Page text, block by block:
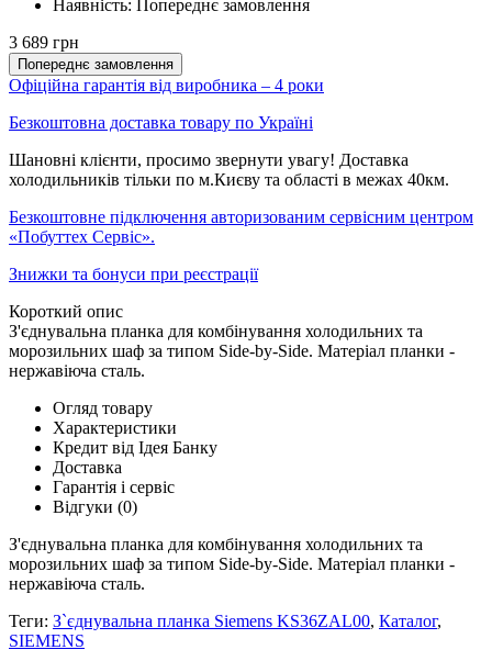
Наявність:
Попереднє замовлення
3 689 грн
Попереднє замовлення
Офіційна гарантія від виробника – 4 роки
Безкоштовна доставка товару по Україні
Шановні клієнти, просимо звернути увагу! Доставка
холодильників тільки по м.Києву та області в межах 40км.
Безкоштовне підключення авторизованим сервісним центром
«Побуттех Сервіс».
Знижки та бонуси при реєстрації
Короткий опис
З'єднувальна планка для комбінування холодильних та
морозильних шаф за типом Side-by-Side. Матеріал планки -
нержавіюча сталь.
Огляд товару
Характеристики
Кредит від Ідея Банку
Доставка
Гарантія і сервіс
Відгуки (0)
З'єднувальна планка для комбінування холодильних та
морозильних шаф за типом Side-by-Side. Матеріал планки -
нержавіюча сталь.
Теги: З`єднувальна планка Siemens KS36ZAL00, Каталог,
SIEMENS